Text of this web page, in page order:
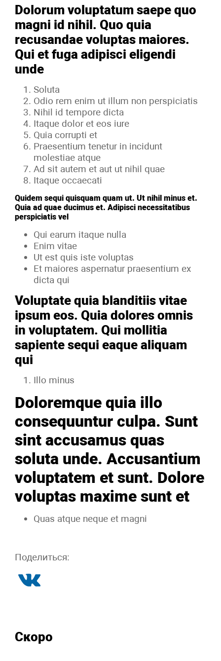
Dolorum voluptatum saepe quo
magni id nihil. Quo quia
recusandae voluptas maiores.
Qui et fuga adipisci eligendi
unde
Soluta
Odio rem enim ut illum non perspiciatis
Nihil id tempore dicta
Itaque dolor et eos iure
Quia corrupti et
Praesentium tenetur in incidunt
molestiae atque
Ad sit autem et aut ut nihil quae
Itaque occaecati
Quidem sequi quisquam quam ut. Ut nihil minus et.
Quia ad quae ducimus et. Adipisci necessitatibus
perspiciatis vel
Qui earum itaque nulla
Enim vitae
Ut est quis iste voluptas
Et maiores aspernatur praesentium ex
dicta qui
Voluptate quia blanditiis vitae
ipsum eos. Quia dolores omnis
in voluptatem. Qui mollitia
sapiente sequi eaque aliquam
qui
Illo minus
Doloremque quia illo
consequuntur culpa. Sunt
sint accusamus quas
soluta unde. Accusantium
voluptatem et sunt. Dolore
voluptas maxime sunt et
Quas atque neque et magni
Поделиться:
Скоро